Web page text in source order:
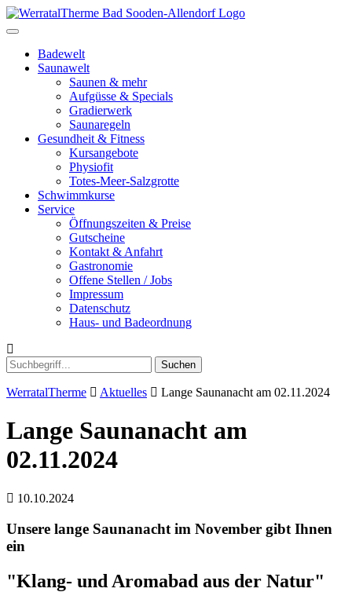
Toggle
navigationBadewelt
Saunawelt
Saunen & mehr
Aufgüsse & Specials
Gradierwerk
Saunaregeln
Gesundheit & Fitness
Kursangebote
Physiofit
Totes-Meer-Salzgrotte
Schwimmkurse
Service
Öffnungszeiten & Preise
Gutscheine
Kontakt & Anfahrt
Gastronomie
Offene Stellen / Jobs
Impressum
Datenschutz
Haus- und Badeordnung
Suchen
WerratalTherme Aktuelles Lange Saunanacht am 02.11.2024
Lange Saunanacht am
02.11.2024
10.10.2024
Unsere lange Saunanacht im November gibt Ihnen
ein
"Klang- und Aromabad aus der Natur"